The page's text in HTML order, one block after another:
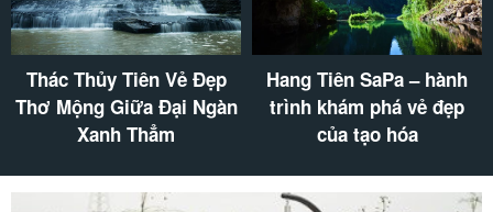
Thác Thủy Tiên Vẻ Đẹp
Thơ Mộng Giữa Đại Ngàn
Xanh Thẳm
Hang Tiên SaPa – hành
trình khám phá vẻ đẹp
của tạo hóa